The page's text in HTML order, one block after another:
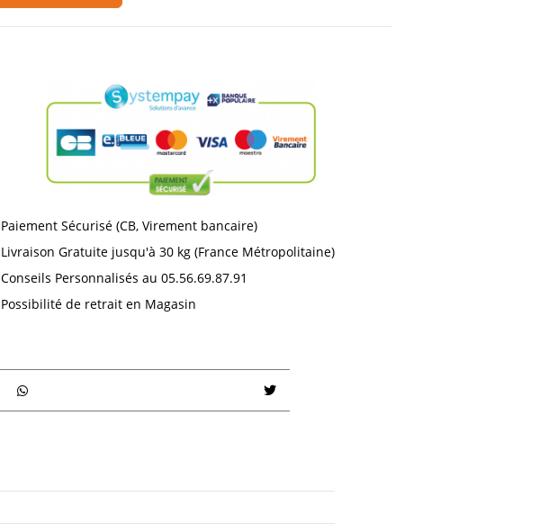
Paiement Sécurisé (CB, Virement bancaire)
Livraison Gratuite jusqu'à 30 kg (France Métropolitaine)
Conseils Personnalisés au 05.56.69.87.91
Possibilité de retrait en Magasin